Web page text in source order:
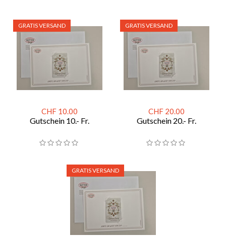
CHF 10.00
Gutschein 10.- Fr.
GRATIS VERSAND
CHF 20.00
Gutschein 20.- Fr.
GRATIS VERSAND
GRATIS VERSAND